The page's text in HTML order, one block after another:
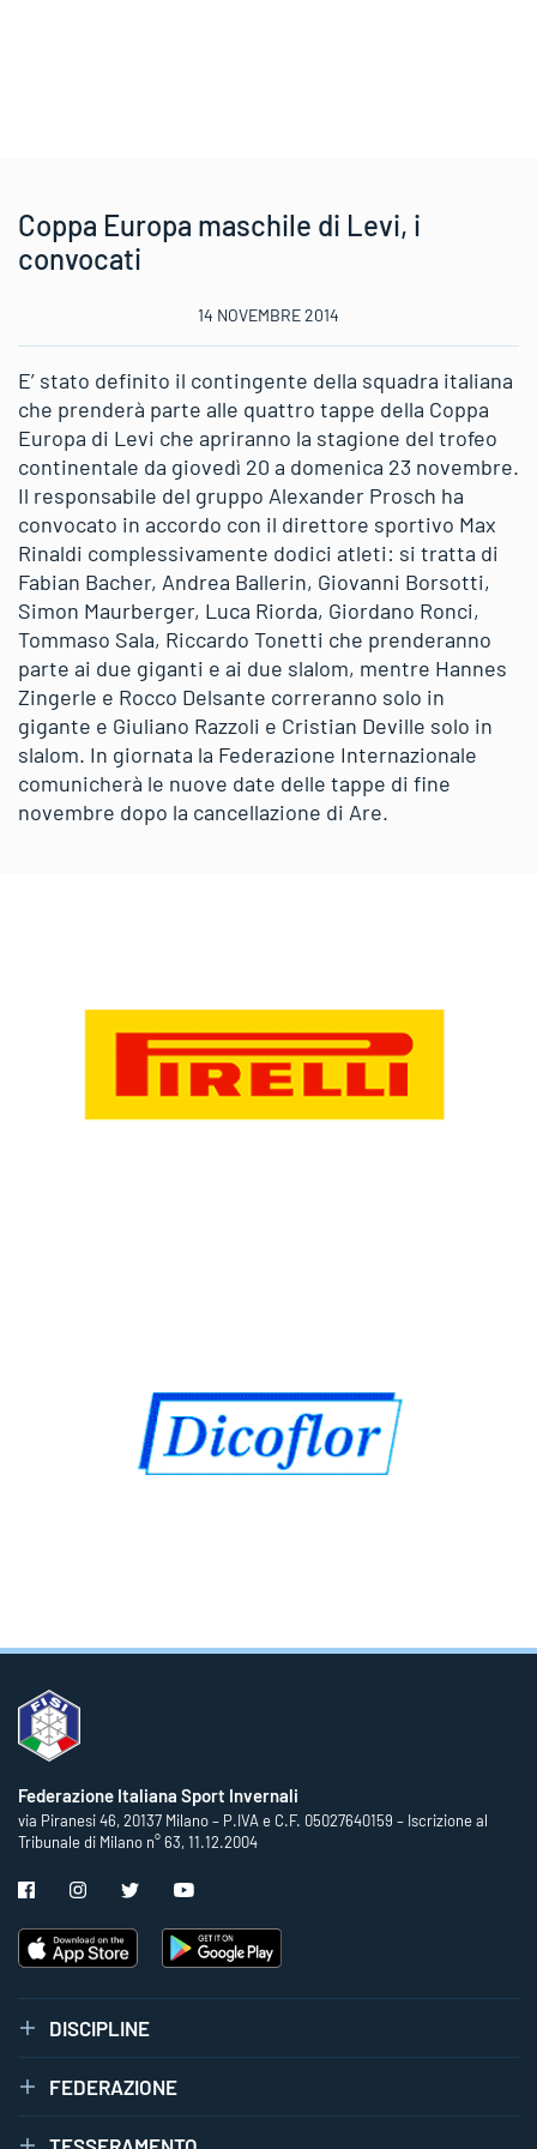
Coppa Europa maschile di Levi, i
convocati
14 NOVEMBRE 2014
E’ stato definito il contingente della squadra italiana
che prenderà parte alle quattro tappe della Coppa
Europa di Levi che apriranno la stagione del trofeo
continentale da giovedì 20 a domenica 23 novembre.
Il responsabile del gruppo Alexander Prosch ha
convocato in accordo con il direttore sportivo Max
Rinaldi complessivamente dodici atleti: si tratta di
Fabian Bacher, Andrea Ballerin, Giovanni Borsotti,
Simon Maurberger, Luca Riorda, Giordano Ronci,
Tommaso Sala, Riccardo Tonetti che prenderanno
parte ai due giganti e ai due slalom, mentre Hannes
Zingerle e Rocco Delsante correranno solo in
gigante e Giuliano Razzoli e Cristian Deville solo in
slalom. In giornata la Federazione Internazionale
comunicherà le nuove date delle tappe di fine
novembre dopo la cancellazione di Are.
Federazione Italiana Sport Invernali
via Piranesi 46, 20137 Milano – P.IVA e C.F. 05027640159 – Iscrizione al
Tribunale di Milano n° 63, 11.12.2004
DISCIPLINE
FEDERAZIONE